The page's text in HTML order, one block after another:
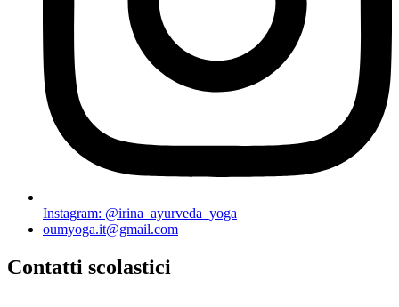
Instagram: @irina_ayurveda_yoga
oumyoga.it@gmail.com
Contatti scolastici​